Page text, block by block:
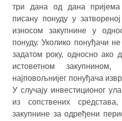
три дана од дана
писану понуду у
износом закупнине у
понуду. Уколико понуђачи
задатом року, односно ако
истоветном
најповољнијег понуђача
У случају инвестиционог
из сопствених
закупнине за одређени